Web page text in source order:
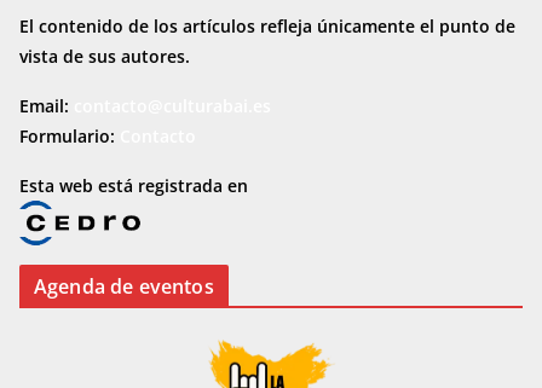
El contenido de los artículos refleja únicamente el punto de
vista de sus autores.
Email:
Formulario:
Esta web está registrada en
Agenda de eventos